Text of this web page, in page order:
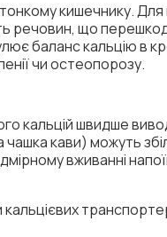
кишечнику.
речовин, що
баланс кальцію в
чи остеопорозу.
кальцій швидше
кави) можуть
вживанні